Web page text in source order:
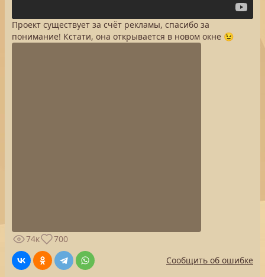
Проект существует за счёт рекламы, спасибо за
понимание! Кстати, она открывается в новом окне 😉
74к
700
Сообщить об ошибке